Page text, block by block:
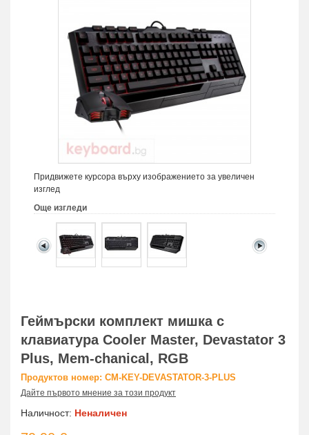
Придвижете курсора върху изображението за увеличен
изглед
Още изгледи
Геймърски комплект мишка с
клавиатура Cooler Master, Devastator 3
Plus, Mem-chanical, RGB
Продуктов номер: CM-KEY-DEVASTATOR-3-PLUS
Дайте първото мнение за този продукт
Наличност: Неналичен